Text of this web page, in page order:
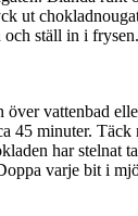
ut
ställ in i frysen.
över vattenbad
45 minuter. Täck
har stelnat
varje bit i